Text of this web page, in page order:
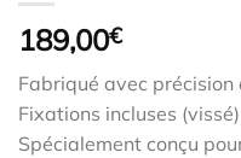
189,00€
Fabriqué avec précision
Fixations incluses
Spécialement conçu